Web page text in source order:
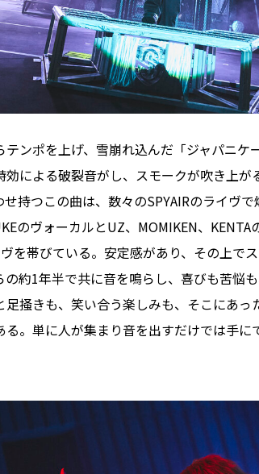
ンポを上げ、雪崩れ込んだ「ジャパニケ
による破裂音がし、スモークが吹き上
持つこの曲は、数々のSPYAIRのライヴ
のヴォーカルとUZ、MOMIKEN、
を帯びている。安定感があり、その上で
約1年半で共に音を鳴らし、喜びも苦悩
掻きも、笑い合う楽しみも、そこにあ
。単に人が集まり音を出すだけでは手